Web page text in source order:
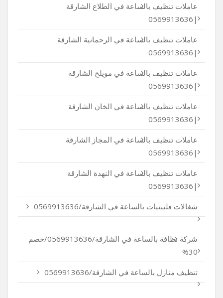
عاملات تنظيف بالساعة في الطلاع الشارقة
|0569913636
عاملات تنظيف بالساعة في الرحمانية الشارقة
|0569913636
عاملات تنظيف بالساعة في مويلح الشارقة
|0569913636
عاملات تنظيف بالساعة في الخان الشارقة
|0569913636
عاملات تنظيف بالساعة في المجاز الشارقة
|0569913636
عاملات تنظيف بالساعة في النهدة الشارقة
|0569913636
شغالات فلبينيات بالساعة في الشارقة/0569913636
شركة نظافة بالساعة في الشارقة/0569913636/خصم
30%
تنظيف منازل بالساعة في الشارقة/0569913636